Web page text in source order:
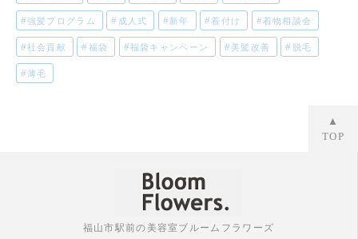
強髪プログラム 成人式 新年 着付け 着物相談会
社会貢献 福袋 福袋キャンペーン 美髪改善 脱毛
薄毛
▲
TOP
福山市駅前の美容室ブルームフラワーズ